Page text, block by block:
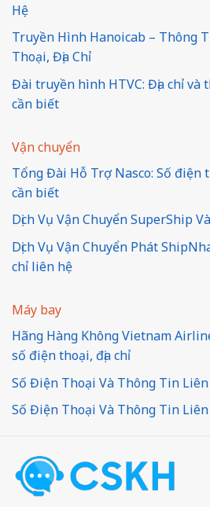
Hệ
Truyền Hình Hanoicab – Thông
Thoại, Địa Chỉ
Đài truyền hình HTVC: Địa chỉ và
cần biết
Vận chuyển
Tổng Đài Hỗ Trợ Nasco: Số điện
cần biết
Dịch Vụ Vận Chuyển SuperShip
Dịch Vụ Vận Chuyển Phát
chỉ liên hệ
Máy bay
Hãng Hàng Không Vietnam
số điện thoại, địa chỉ
Số Điện Thoại Và Thông Tin
Số Điện Thoại Và Thông Tin